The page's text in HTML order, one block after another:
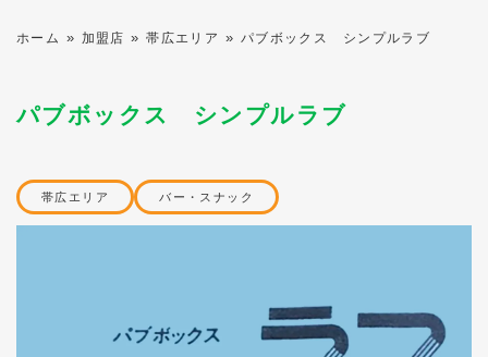
ホーム » 加盟店 »帯広エリア » パブボックス シンプルラブ
パブボックス シンプルラブ
帯広エリア バー・スナック